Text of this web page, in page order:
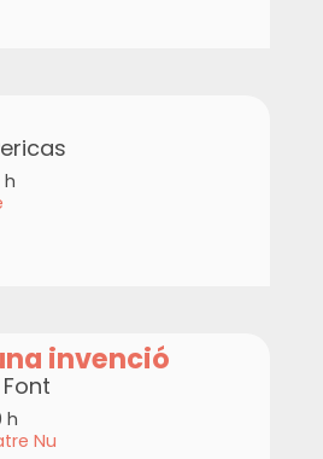
h
invenció
h
Nu